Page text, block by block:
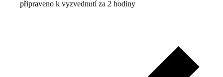
připraveno k vyzvednutí za 2 hodiny